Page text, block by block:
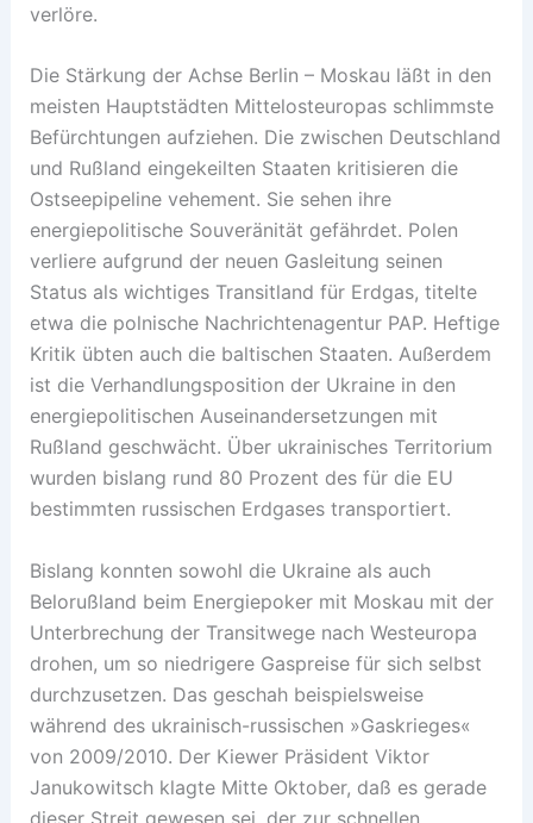
verlöre.
Die Stärkung der Achse Berlin – Moskau läßt in den
meisten Hauptstädten Mittelosteuropas schlimmste
Befürchtungen aufziehen. Die zwischen Deutschland
und Rußland eingekeilten Staaten kritisieren die
Ostseepipeline vehement. Sie sehen ihre
energiepolitische Souveränität gefährdet. Polen
verliere aufgrund der neuen Gasleitung seinen
Status als wichtiges Transitland für Erdgas, titelte
etwa die polnische Nachrichtenagentur PAP. Heftige
Kritik übten auch die baltischen Staaten. Außerdem
ist die Verhandlungsposition der Ukraine in den
energiepolitischen Auseinandersetzungen mit
Rußland geschwächt. Über ukrainisches Territorium
wurden bislang rund 80 Prozent des für die EU
bestimmten russischen Erdgases transportiert.
Bislang konnten sowohl die Ukraine als auch
Belorußland beim Energiepoker mit Moskau mit der
Unterbrechung der Transitwege nach Westeuropa
drohen, um so niedrigere Gaspreise für sich selbst
durchzusetzen. Das geschah beispielsweise
während des ukrainisch-russischen »Gaskrieges«
von 2009/2010. Der Kiewer Präsident Viktor
Janukowitsch klagte Mitte Oktober, daß es gerade
dieser Streit gewesen sei, der zur schnellen